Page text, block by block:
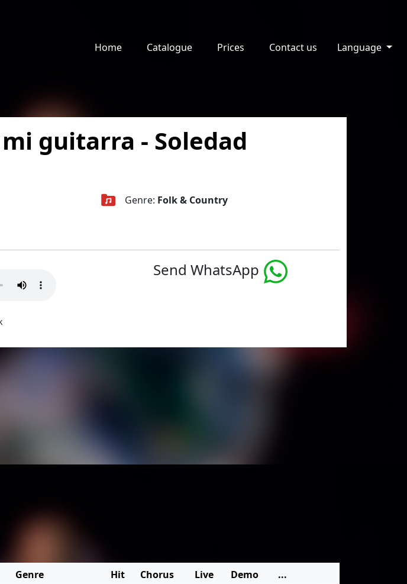
Home Catalogue Prices Contact us Language
guitarra - Soledad
Genre: Folk & Country
Send WhatsApp
Genre Hit Chorus Live Demo
...